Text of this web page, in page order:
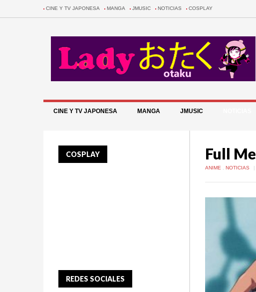
CINE Y TV JAPONESA MANGA JMUSIC NOTICIAS COSPLAY
CINE Y TV JAPONESA MANGA JMUSIC
Full
ANIME NOTICIAS |
COSPLAY
REDES SOCIALES